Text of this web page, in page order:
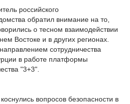
российского
обратил внимание на то,
о тесном взаимодействии
Востоке и в других регионах.
сотрудничества
в работе платформы
"3+3".
вопросов безопасности в